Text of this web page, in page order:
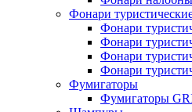
Фонари
Фонари
Фонари
Фонари
Фонари
Фумигаторы
Фумигаторы